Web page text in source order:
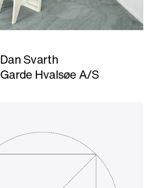
Dan Svarth
Garde Hvalsøe A/S